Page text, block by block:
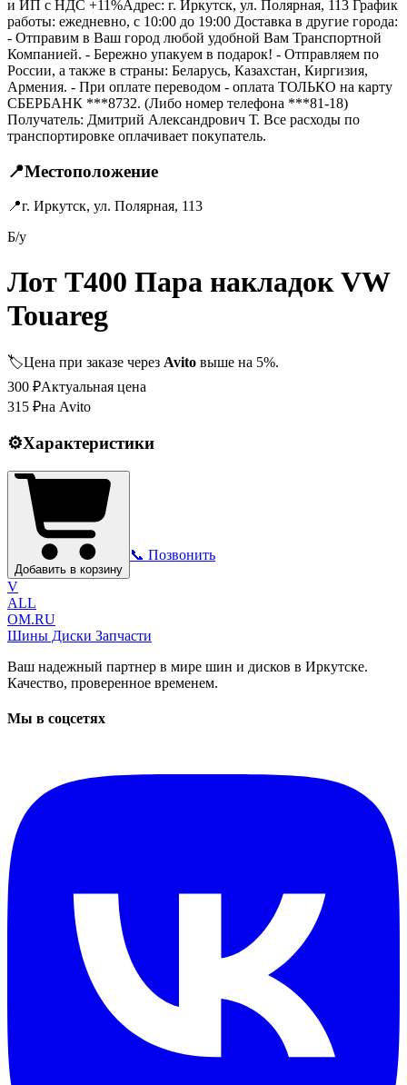
и ИП с НДС +11%Адрес: г. Иркутск, ул. Полярная, 113 График
работы: ежедневно, с 10:00 до 19:00 Доставка в другие города:
- Отправим в Ваш город любой удобной Вам Транспортной
Компанией. - Бережно упакуем в подарок! - Отправляем по
России, а также в страны: Беларусь, Казахстан, Киргизия,
Армения. - При оплате переводом - оплата ТОЛЬКО на карту
СБЕРБАНК ***8732. (Либо номер телефона ***81-18)
Получатель: Дмитрий Александрович Т. Все расходы по
транспортировке оплачивает покупатель.
📍Местоположение
📍г. Иркутск, ул. Полярная, 113
Б/у
Лот T400 Пара накладок VW
Touareg
🏷️Цена при заказе через Avito выше на 5%.
300 ₽Актуальная цена
315 ₽на Avito
⚙️Характеристики
Добавить в корзину
📞 Позвонить
V
ALL
OM.RU
Шины Диски Запчасти
Ваш надежный партнер в мире шин и дисков в Иркутске.
Качество, проверенное временем.
Мы в соцсетях